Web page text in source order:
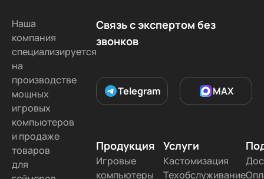
Наша
компания
специализируется
на
производстве
мощных
игровых
компьютеров
и продаже
товаров
для
Связь с экспертом без
звонков
Telegram MAX
Продукция
Игровые
компьютеры
Услуги
Кастомизация
Техобслуживание